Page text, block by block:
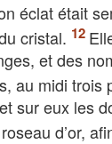
éclat était
cristal.
et des
au midi trois
sur eux les
d’or,